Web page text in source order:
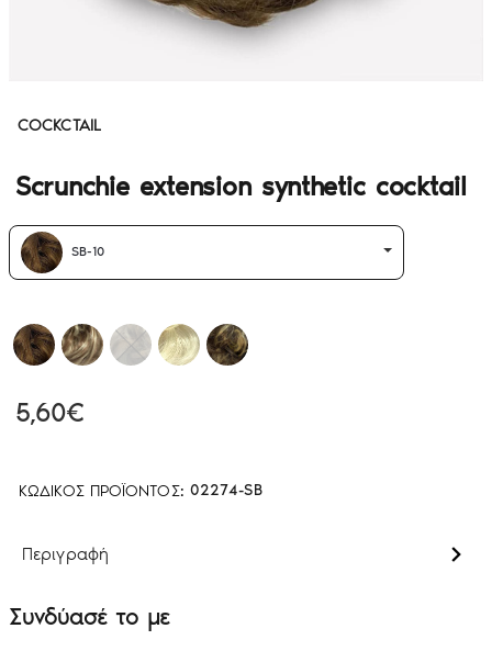
COCKCTAIL
Scrunchie extension synthetic cocktail
ΚΩΔΙΚΌΣ ΠΡΟΪΌΝΤΟΣ: 02274-SB
5,60€
SB-10
Περιγραφή
Συνδύασέ το με